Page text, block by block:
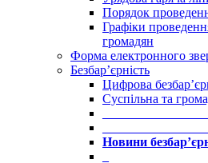
Порядок
Графіки
громадян
Форма електронного
Безбар’єрність
Цифрова
Суспільна та
Новини